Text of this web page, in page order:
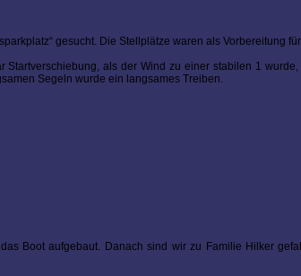
gesucht. Die Stellplätze waren als Vorbereitung
als der Wind zu einer stabilen 1 wurde,
Segeln wurde ein langsames Treiben.
Boot aufgebaut. Danach sind wir zu Familie Hilker